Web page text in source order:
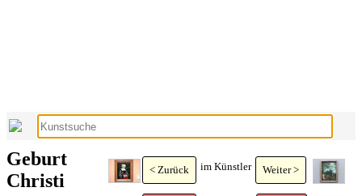
< Zurück im Künstler Weiter >
Geburt
Christi